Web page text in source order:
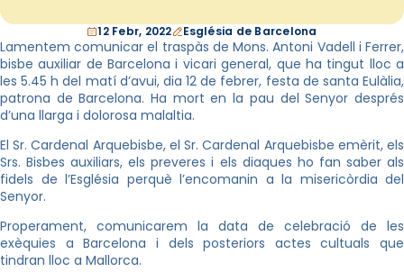
12 Febr, 2022 Església de Barcelona
Lamentem comunicar el traspàs de Mons. Antoni Vadell i Ferrer,
bisbe auxiliar de Barcelona i vicari general, que ha tingut lloc a
les 5.45 h del matí d’avui, dia 12 de febrer, festa de santa Eulàlia,
patrona de Barcelona. Ha mort en la pau del Senyor després
d’una llarga i dolorosa malaltia.
El Sr. Cardenal Arquebisbe, el Sr. Cardenal Arquebisbe emèrit, els
Srs. Bisbes auxiliars, els preveres i els diaques ho fan saber als
fidels de l’Església perquè l’encomanin a la misericòrdia del
Senyor.
Properament, comunicarem la data de celebració de les
exèquies a Barcelona i dels posteriors actes cultuals que
tindran lloc a Mallorca.